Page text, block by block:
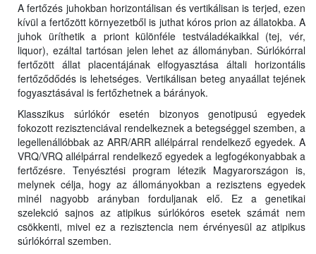
A fertőzés juhokban horizontálisan és vertikálisan is terjed, ezen
kívül a fertőzött környezetből is juthat kóros prion az állatokba. A
juhok üríthetik a priont különféle testváladékaikkal (tej, vér,
liquor), ezáltal tartósan jelen lehet az állományban. Súrlókórral
fertőzött állat placentájának elfogyasztása általi horizontális
fertőződődés is lehetséges. Vertikálisan beteg anyaállat tejének
fogyasztásával is fertőzhetnek a bárányok.
Klasszikus súrlókór esetén bizonyos genotipusú egyedek
fokozott rezisztenciával rendelkeznek a betegséggel szemben, a
legellenállóbbak az ARR/ARR allélpárral rendelkező egyedek. A
VRQ/VRQ allélpárral rendelkező egyedek a legfogékonyabbak a
fertőzésre. Tenyésztési program létezik Magyarországon is,
melynek célja, hogy az állományokban a rezisztens egyedek
minél nagyobb arányban forduljanak elő. Ez a genetikai
szelekció sajnos az atipikus súrlókóros esetek számát nem
csökkenti, mivel ez a rezisztencia nem érvényesül az atipikus
súrlókórral szemben.